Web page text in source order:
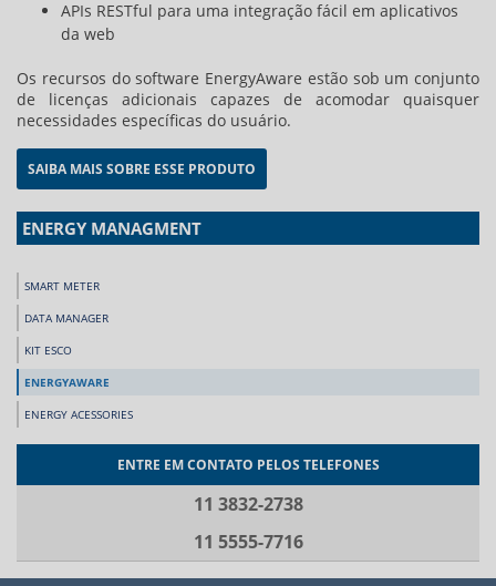
APIs RESTful para uma integração fácil em aplicativos
da web
Os recursos do software EnergyAware estão sob um conjunto
de licenças adicionais capazes de acomodar quaisquer
necessidades específicas do usuário.
SAIBA MAIS SOBRE ESSE PRODUTO
ENERGY MANAGMENT
SMART METER
DATA MANAGER
KIT ESCO
ENERGYAWARE
ENERGY ACESSORIES
ENTRE EM CONTATO PELOS TELEFONES
11 3832-2738
11 5555-7716